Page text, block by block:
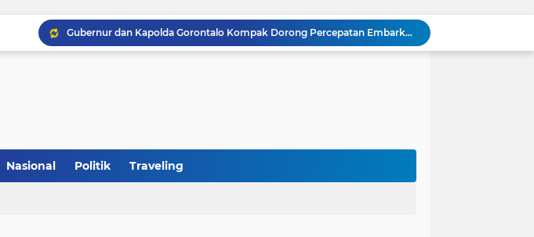
Gubernur dan Kapolda Gorontalo Kompak Dorong Percepatan Embarkasi Haji Penuh
Satker Polda Gorontalo Borong Penghargaan Treasury Award 2025 dari Kanwil DJPb
Riset Ilmiah Ungkap Dampak Kronis PETI di Pohuwato, Pencemaran Merkuri Kian Meluas
Nasional Politik Traveling